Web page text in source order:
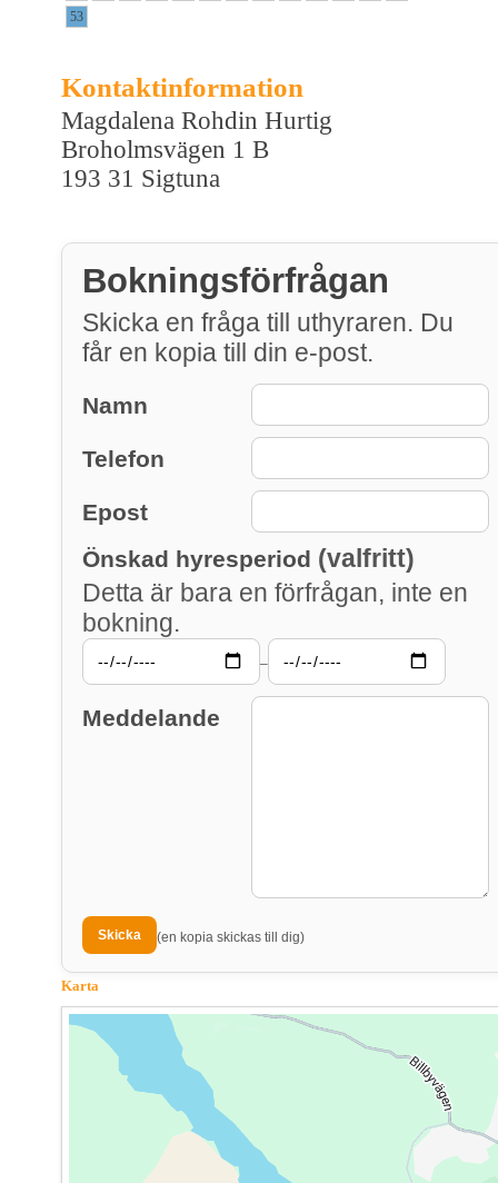
53
Kontaktinformation
Magdalena Rohdin Hurtig
Broholmsvägen 1 B
193 31 Sigtuna
Bokningsförfrågan
Skicka en fråga till uthyraren. Du
får en kopia till din e-post.
Namn
Telefon
Epost
Önskad hyresperiod (valfritt)
Detta är bara en förfrågan, inte en
bokning.
–
Meddelande
(en kopia skickas till dig)
Karta